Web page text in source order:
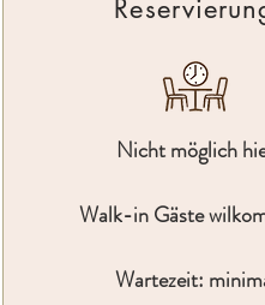
Nicht möglich
Walk-in Gäste
Wartezeit: